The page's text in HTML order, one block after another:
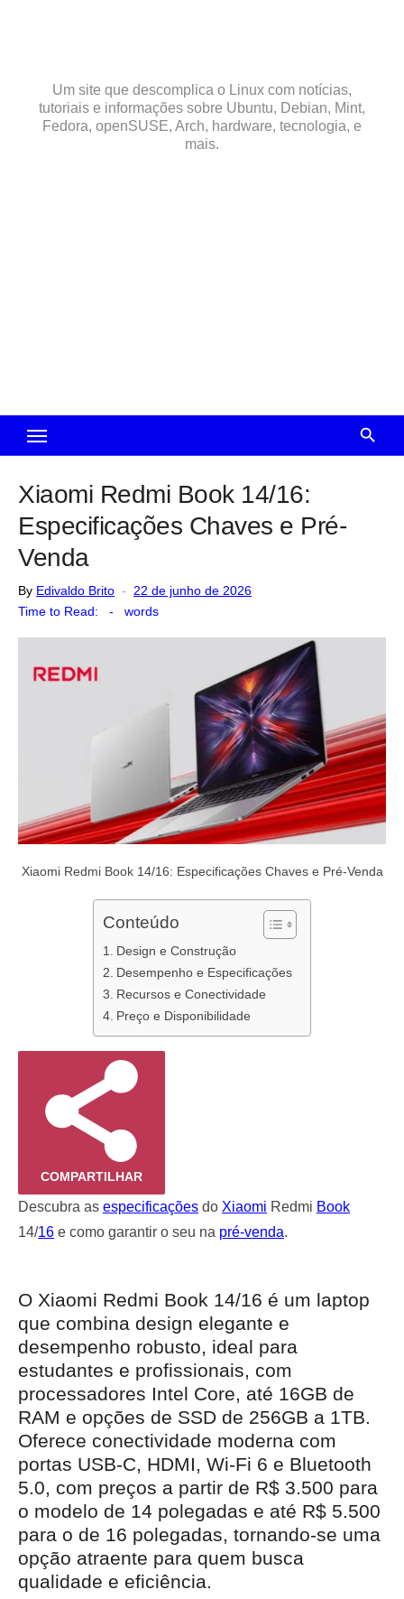
Um site que descomplica o Linux com notícias,
tutoriais e informações sobre Ubuntu, Debian, Mint,
Fedora, openSUSE, Arch, hardware, tecnologia, e
mais.
Xiaomi Redmi Book 14/16:
Especificações Chaves e Pré-
Venda
By Edivaldo Brito
Posted
22 de junho de 2026
Time to Read:
- words
Xiaomi Redmi Book 14/16: Especificações Chaves e Pré-Venda
Conteúdo
Design e Construção
Desempenho e Especificações
Recursos e Conectividade
Preço e Disponibilidade
COMPARTILHAR
Descubra as especificações do Xiaomi Redmi Book
14/16 e como garantir o seu na pré-venda.
O Xiaomi Redmi Book 14/16 é um laptop
que combina design elegante e
desempenho robusto, ideal para
estudantes e profissionais, com
processadores Intel Core, até 16GB de
RAM e opções de SSD de 256GB a 1TB.
Oferece conectividade moderna com
portas USB-C, HDMI, Wi-Fi 6 e Bluetooth
5.0, com preços a partir de R$ 3.500 para
o modelo de 14 polegadas e até R$ 5.500
para o de 16 polegadas, tornando-se uma
opção atraente para quem busca
qualidade e eficiência.